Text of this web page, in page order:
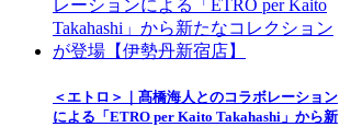
＜エトロ＞｜髙橋海人とのコラボレーション
による「ETRO per Kaito Takahashi」から新